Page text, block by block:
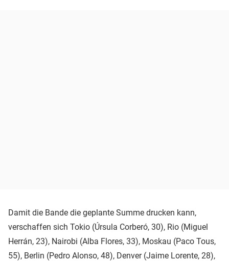
Damit die Bande die geplante Summe drucken kann,
verschaffen sich Tokio (Úrsula Corberó, 30), Rio (Miguel
Herrán, 23), Nairobi (Alba Flores, 33), Moskau (Paco Tous,
55), Berlin (Pedro Alonso, 48), Denver (Jaime Lorente, 28),